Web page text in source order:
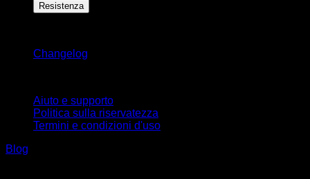
Resistenza
Changelog
Aiuto e supporto
Politica sulla riservatezza
Termini e condizioni d'uso
Blog